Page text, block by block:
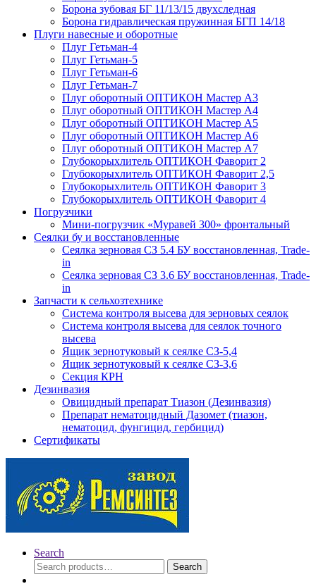
Борона зубовая БГ 11/13/15 двухследная
Борона гидравлическая пружинная БГП 14/18
Плуги навесные и оборотные
Плуг Гетьман-4
Плуг Гетьман-5
Плуг Гетьман-6
Плуг Гетьман-7
Плуг оборотный ОПТИКОН Мастер А3
Плуг оборотный ОПТИКОН Мастер А4
Плуг оборотный ОПТИКОН Мастер А5
Плуг оборотный ОПТИКОН Мастер А6
Плуг оборотный ОПТИКОН Мастер А7
Глубокорыхлитель ОПТИКОН Фаворит 2
Глубокорыхлитель ОПТИКОН Фаворит 2,5
Глубокорыхлитель ОПТИКОН Фаворит 3
Глубокорыхлитель ОПТИКОН Фаворит 4
Погрузчики
Мини-погрузчик «Муравей 300» фронтальный
Сеялки бу и восстановленные
Сеялка зерновая СЗ 5.4 БУ восстановленная, Trade-
in
Сеялка зерновая СЗ 3.6 БУ восстановленная, Trade-
in
Запчасти к сельхозтехнике
Система контроля высева для зерновых сеялок
Система контроля высева для сеялок точного
высева
Ящик зернотуковый к сеялке СЗ-5,4
Ящик зернотуковый к сеялке СЗ-3,6
Секция КРН
Дезинвазия
Овицидный препарат Тиазон (Дезинвазия)
Препарат нематоцидный Дазомет (тиазон,
нематоцид, фунгицид, гербицид)
Сертификаты
Search
Search
for:
Search